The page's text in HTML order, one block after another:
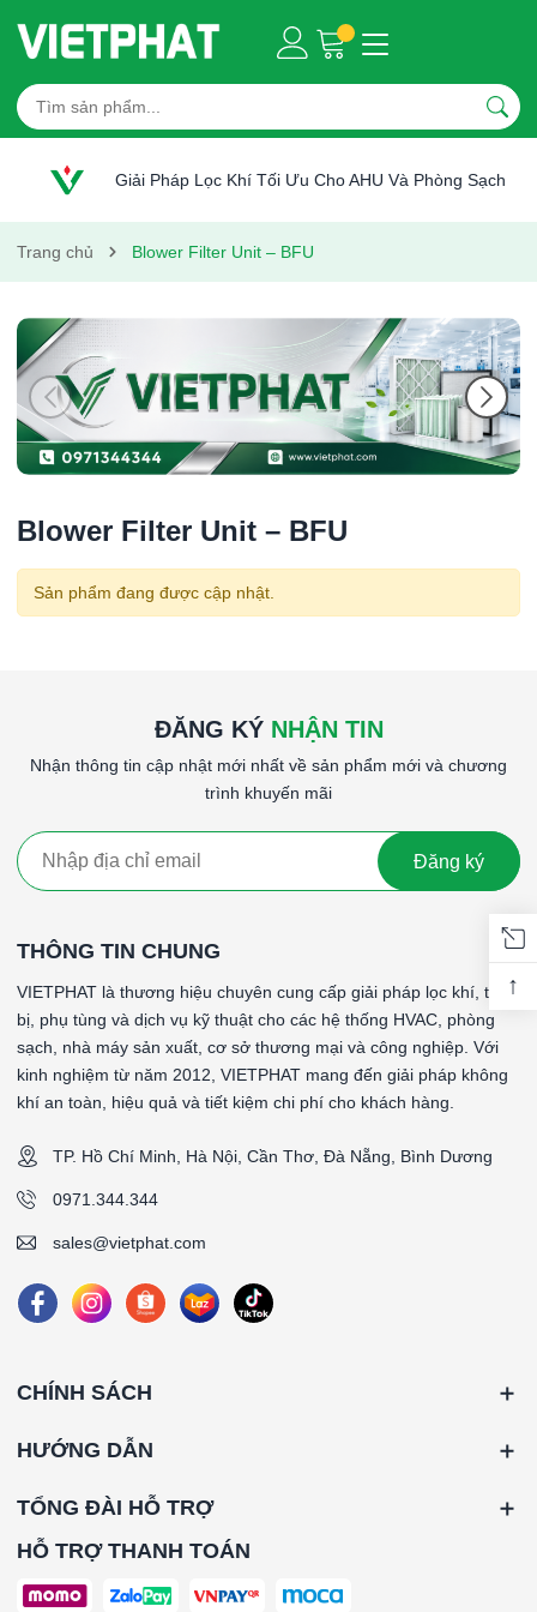
Giải Pháp Lọc Khí Tối Ưu Cho AHU Và Phòng Sạch
Trang chủ Blower Filter Unit – BFU
Blower Filter Unit – BFU
Sản phẩm đang được cập nhật.
ĐĂNG KÝ NHẬN TIN
Nhận thông tin cập nhật mới nhất về sản phẩm mới và chương
trình khuyến mãi
Đăng ký
THÔNG TIN CHUNG
VIETPHAT là thương hiệu chuyên cung cấp giải pháp lọc khí, thiết
bị, phụ tùng và dịch vụ kỹ thuật cho các hệ thống HVAC, phòng
sạch, nhà máy sản xuất, cơ sở thương mại và công nghiệp. Với
kinh nghiệm từ năm 2012, VIETPHAT mang đến giải pháp không
khí an toàn, hiệu quả và tiết kiệm chi phí cho khách hàng.
TP. Hồ Chí Minh, Hà Nội, Cần Thơ, Đà Nẵng, Bình Dương
0971.344.344
sales@vietphat.com
CHÍNH SÁCH
HƯỚNG DẪN
TỔNG ĐÀI HỖ TRỢ
HỖ TRỢ THANH TOÁN
↑